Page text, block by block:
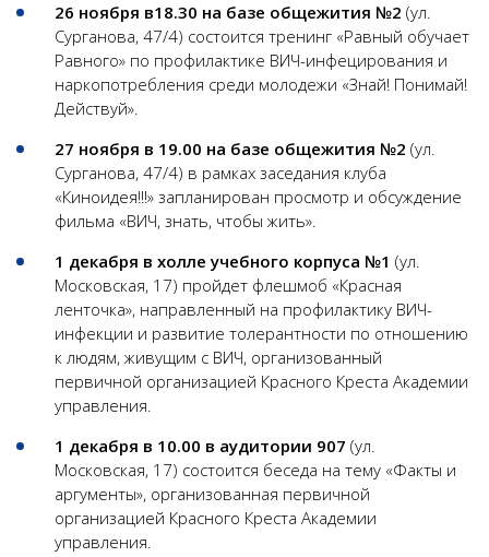
26 ноября в18.30 на базе общежития №2 (ул.
Сурганова, 47/4) состоится тренинг «Равный обучает
Равного» по профилактике ВИЧ-инфецирования и
наркопотребления среди молодежи «Знай! Понимай!
Действуй».
27 ноября в 19.00 на базе общежития №2 (ул.
Сурганова, 47/4) в рамках заседания клуба
«Киноидея!!!» запланирован просмотр и обсуждение
фильма «ВИЧ, знать, чтобы жить».
1 декабря в холле учебного корпуса №1 (ул.
Московская, 17) пройдет флешмоб «Красная
ленточка», направленный на профилактику ВИЧ-
инфекции и развитие толерантности по отношению
к людям, живущим с ВИЧ, организованный
первичной организацией Красного Креста Академии
управления.
1 декабря в 10.00 в аудитории 907 (ул.
Московская, 17) состоится беседа на тему «Факты и
аргументы», организованная первичной
организацией Красного Креста Академии
управления.